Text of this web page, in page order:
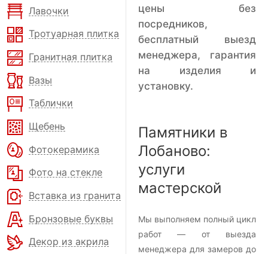
Лавочки
Тротуарная плитка
Гранитная плитка
Вазы
Таблички
Щебень
Фотокерамика
Фото на стекле
Вставка из гранита
Бронзовые буквы
Декор из акрила
цены без
посредников,
бесплатный выезд
менеджера, гарантия
на изделия и
установку.
Памятники в
Лобаново:
услуги
мастерской
Мы выполняем полный цикл
работ — от выезда
менеджера для замеров до